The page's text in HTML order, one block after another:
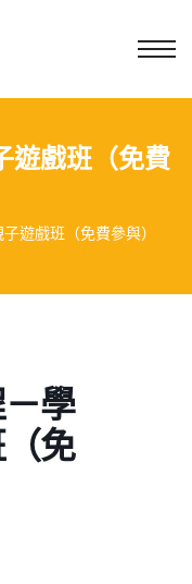
遊戲班（免費
遊戲班（免費參與）
學
免